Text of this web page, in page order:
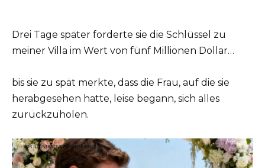
Drei Tage später forderte sie die Schlüssel zu
meiner Villa im Wert von fünf Millionen Dollar…
bis sie zu spät merkte, dass die Frau, auf die sie
herabgesehen hatte, leise begann, sich alles
zurückzuholen.